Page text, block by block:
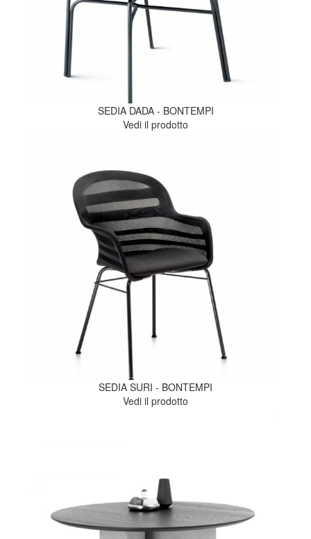
SEDIA DADA - BONTEMPI
Vedi il prodotto
SEDIA SURI - BONTEMPI
Vedi il prodotto